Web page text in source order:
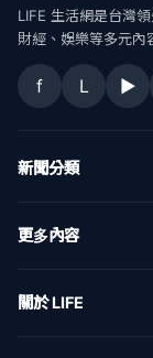
LIFE 生活網是台灣
財經、娛樂等多元內
f L ▶
新聞分類
健康
更多內容
關於 LIFE